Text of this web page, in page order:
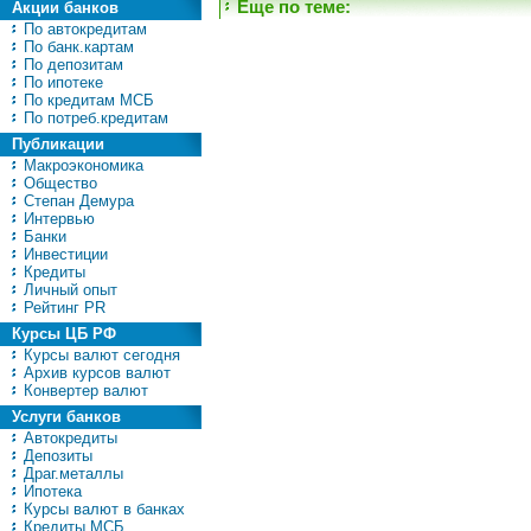
Акции банков
По автокредитам
По банк.картам
По депозитам
По ипотеке
По кредитам МСБ
По потреб.кредитам
Публикации
Макроэкономика
Общество
Степан Демура
Интервью
Банки
Инвестиции
Кредиты
Личный опыт
Рейтинг PR
Курсы ЦБ РФ
Курсы валют сегодня
Архив курсов валют
Конвертер валют
Услуги банков
Автокредиты
Депозиты
Драг.металлы
Ипотека
Курсы валют в банках
Кредиты МСБ
Еще по теме: